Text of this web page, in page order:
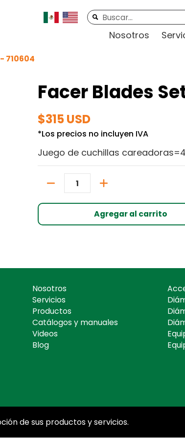
Buscar...
Nosotros
710604
Facer Blades
$315 USD
*Los precios no incluyen IVA
Juego de cuchillas careadoras=4
Agregar al carrito
Nosotros
Servicios
Productos
Catálogos y manuales
Videos
Blog
de sus productos y servicios.